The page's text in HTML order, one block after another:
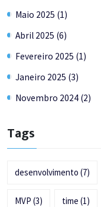
Maio 2025 (1)
Abril 2025 (6)
Fevereiro 2025 (1)
Janeiro 2025 (3)
Novembro 2024 (2)
Tags
desenvolvimento (7)
MVP (3) time (1)